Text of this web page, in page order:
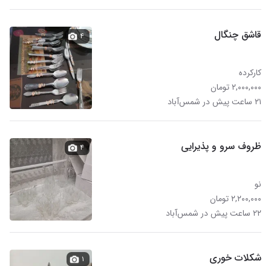
قاشق چنگال
کارکرده
۲,۰۰۰,۰۰۰ تومان
۲۱ ساعت پیش در شمس‌آباد
۴
ظروف سرو و پذیرایی
نو
۲,۲۰۰,۰۰۰ تومان
۲۲ ساعت پیش در شمس‌آباد
۴
شکلات خوری ۱